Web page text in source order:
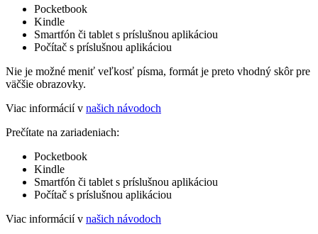
Pocketbook
Kindle
Smartfón či tablet s príslušnou aplikáciou
Počítač s príslušnou aplikáciou
Nie je možné meniť veľkosť písma, formát je preto vhodný skôr pre
väčšie obrazovky.
Viac informácií v našich návodoch
Prečítate na zariadeniach:
Pocketbook
Kindle
Smartfón či tablet s príslušnou aplikáciou
Počítač s príslušnou aplikáciou
Viac informácií v našich návodoch